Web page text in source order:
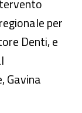
per
Denti, e
Gavina